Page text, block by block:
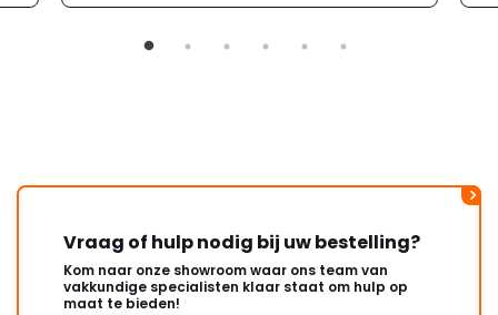
Vraag of hulp nodig bij uw bestelling?
Kom naar onze showroom waar ons team van
vakkundige specialisten klaar staat om hulp op
maat te bieden!